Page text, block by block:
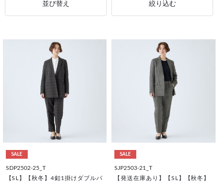
並び替え 絞り込む
SALE
SDP2502-25_T
【SL】【秋冬】4釦1掛けダブルパ
SALE
SJP2503-21_T
【発送在庫あり】【SL】【秋冬】